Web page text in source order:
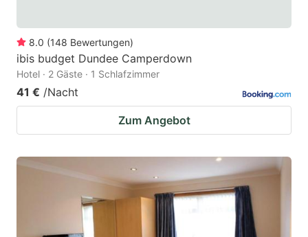
8.0 (148 Bewertungen)
ibis budget Dundee Camperdown
Hotel · 2 Gäste · 1 Schlafzimmer
41 € /Nacht
Zum Angebot